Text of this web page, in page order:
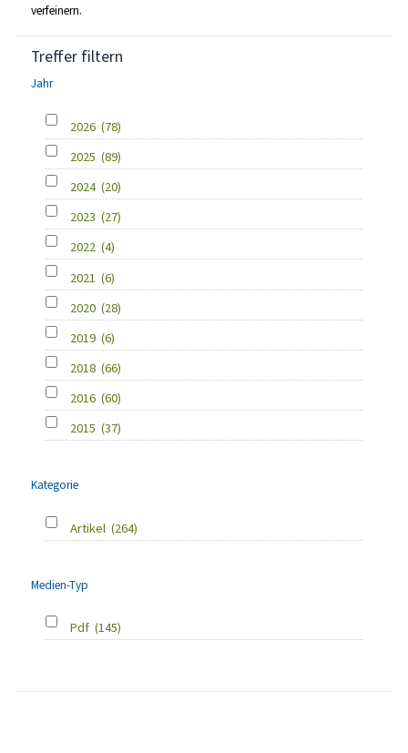
verfeinern.
Treffer filtern
Jahr
2026 (78)
2025 (89)
2024 (20)
2023 (27)
2022 (4)
2021 (6)
2020 (28)
2019 (6)
2018 (66)
2016 (60)
2015 (37)
Kategorie
Artikel (264)
Medien-Typ
Pdf (145)